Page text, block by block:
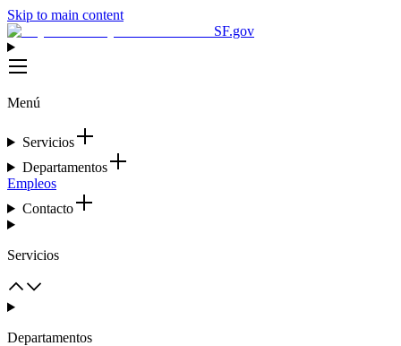
Skip to main content
SF.gov
Menú
Servicios
Departamentos
Empleos
Contacto
Servicios
Departamentos